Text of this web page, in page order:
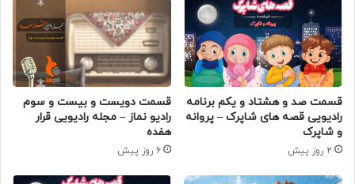
قسمت صد و هشتاد و یکم برنامه
رادیویی قصه های شاپرک – پروانه
و شاپرک
2 روز پیش
قسمت دویست و بیست و سوم
رادیو نماز – مجله رادیویی قرار
هفده
6 روز پیش